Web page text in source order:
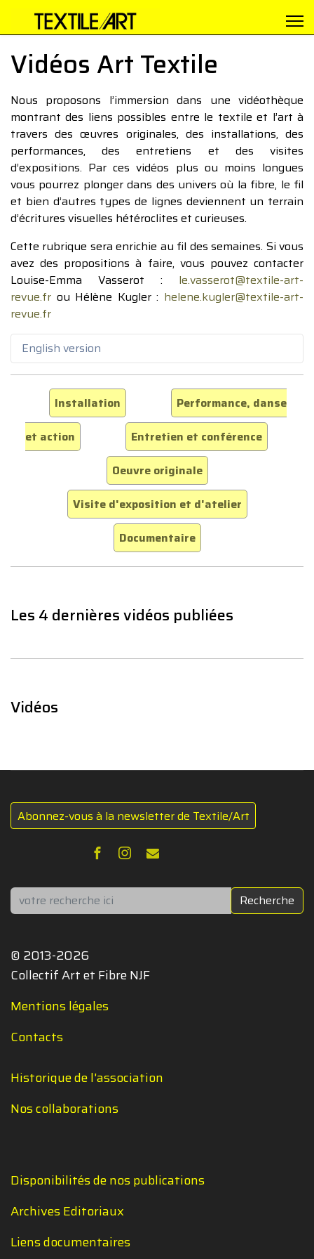
Vidéos Art Textile
Nous proposons l’immersion dans une vidéothèque
montrant des liens possibles entre le textile et l’art à
travers des œuvres originales, des installations, des
performances, des entretiens et des visites
d’expositions. Par ces vidéos plus ou moins longues
vous pourrez plonger dans des univers où la fibre, le fil
et bien d’autres types de lignes deviennent un terrain
d’écritures visuelles hétéroclites et curieuses.
Cette rubrique sera enrichie au fil des semaines. Si vous
avez des propositions à faire, vous pouvez contacter
Louise-Emma Vasserot : le.vasserot@textile-art-
revue.fr ou Hélène Kugler : helene.kugler@textile-art-
revue.fr
English version
Installation
Performance, danse
et action
Entretien et conférence
Oeuvre originale
Visite d'exposition et d'atelier
Documentaire
Les 4 dernières vidéos publiées
Vidéos
Abonnez-vous à la newsletter de Textile/Art
Rechercher Recherche
© 2013-2026
Collectif Art et Fibre NJF
Mentions légales
Contacts
Historique de l'association
Nos collaborations
Disponibilités de nos publications
Archives Editoriaux
Liens documentaires